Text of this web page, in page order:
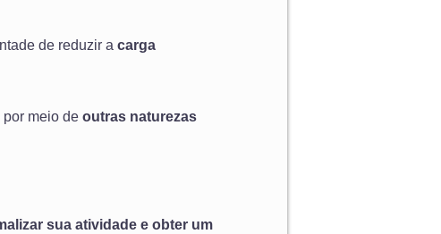
de reduzir a carga
por meio de outras naturezas
sua atividade e obter um